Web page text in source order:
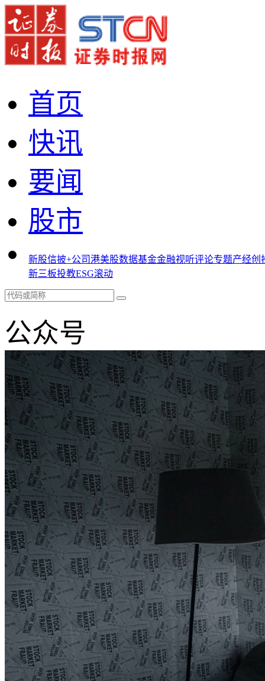
首页
快讯
要闻
股市
新股信披+公司港美股数据基金金融视听评论专题产经创
新三板投教ESG滚动
公众号